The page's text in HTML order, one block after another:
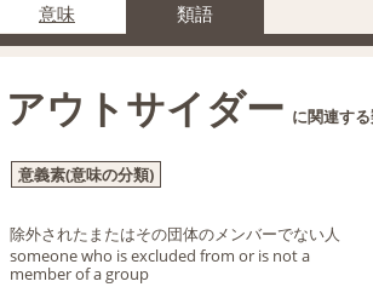
意味 類語
アウトサイダー に関連す
意義素(意味の分類)
除外されたまたはその団体のメンバーでない人
someone who is excluded from or is not a
member of a group